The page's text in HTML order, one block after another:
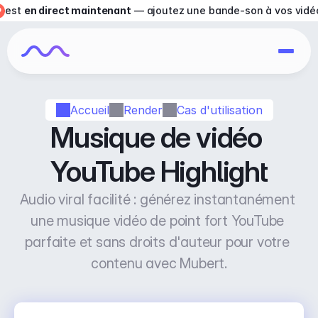
Accueil Render Cas d'utilisation
Musique de vidéo
YouTube Highlight
Audio viral facilité : générez instantanément
une musique vidéo de point fort YouTube
parfaite et sans droits d'auteur pour votre
contenu avec Mubert.
est en direct maintenant — ajoutez une bande-son à vos